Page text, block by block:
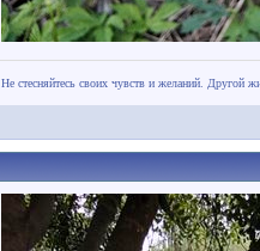
Не стесняйтесь своих чувств и желаний. Другой